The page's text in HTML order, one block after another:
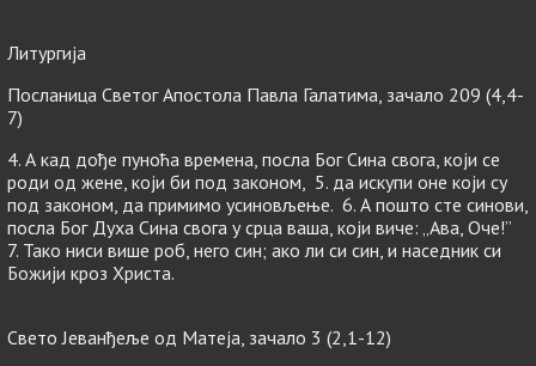
Литургија
Посланица Светог Апостола Павла Галатима, зачало 209 (4,4-
7)
4. А кад дође пуноћа времена, посла Бог Сина свога, који се
роди од жене, који би под законом, 5. да искупи оне који су
под законом, да примимо усиновљење. 6. А пошто сте синови,
посла Бог Духа Сина свога у срца ваша, који виче: „Ава, Оче!”
7. Тако ниси више роб, него син; ако ли си син, и наседник си
Божији кроз Христа.
Свето Јеванђеље од Матеја, зачало 3 (2,1-12)